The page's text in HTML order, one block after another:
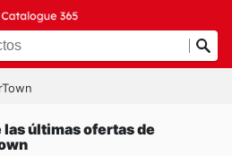
las últimas ofertas de